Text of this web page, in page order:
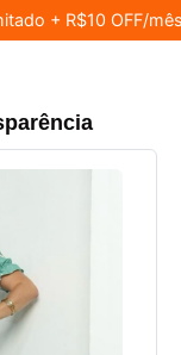
+ R$10 OFF/